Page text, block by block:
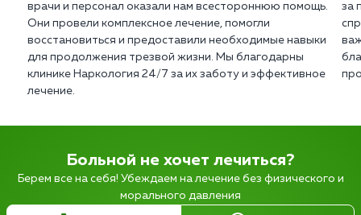
врачи и персонал оказали нам всестороннюю помощь.
Они провели комплексное лечение, помогли
восстановиться и предоставили необходимые навыки
для продолжения трезвой жизни. Мы благодарны
клинике Наркология 24/7 за их заботу и эффективное
лечение.
за
Больной не хочет лечиться?
Берем все на себя! Убеждаем на лечение без физического и
морального давления